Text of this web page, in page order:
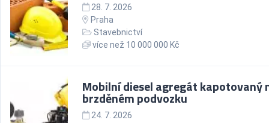
28. 7. 2026
Praha
Stavebnictví
více než 10 000 000 Kč
Mobilní diesel agregát kapotovaný
brzděném podvozku
24. 7. 2026